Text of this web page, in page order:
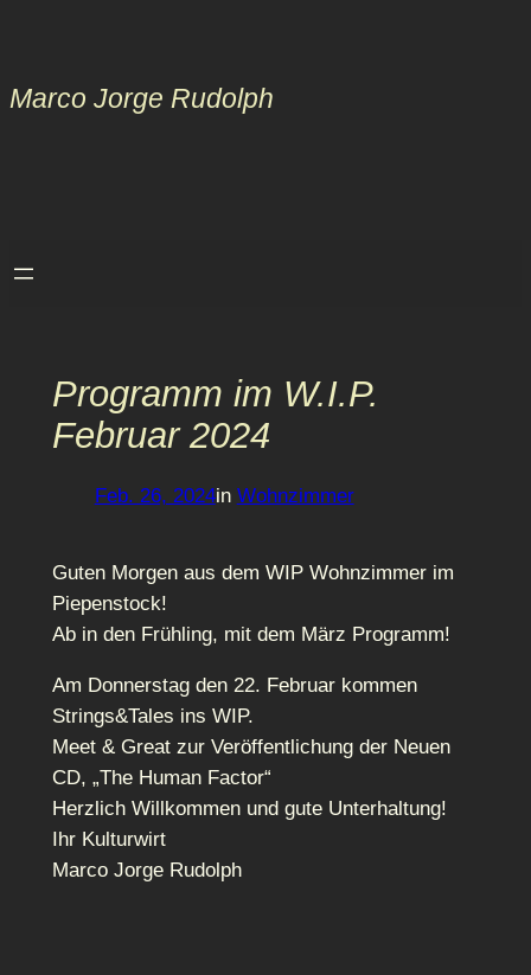
springen
Marco Jorge Rudolph
Programm im W.I.P.
Februar 2024
Feb. 26, 2024in Wohnzimmer
Guten Morgen aus dem WIP Wohnzimmer im
Piepenstock!
Ab in den Frühling, mit dem März Programm!
Am Donnerstag den 22. Februar kommen
Strings&Tales ins WIP.
Meet & Great zur Veröffentlichung der Neuen
CD, „The Human Factor“
Herzlich Willkommen und gute Unterhaltung!
Ihr Kulturwirt
Marco Jorge Rudolph